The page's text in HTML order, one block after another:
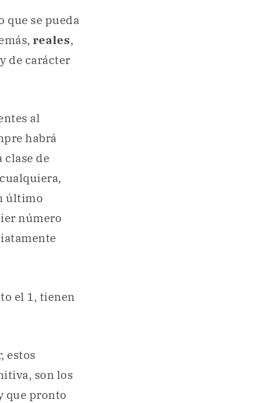
que se pueda
reales,
de carácter
al
habrá
clase de
último
número
el 1, tienen
estos
son los
que pronto